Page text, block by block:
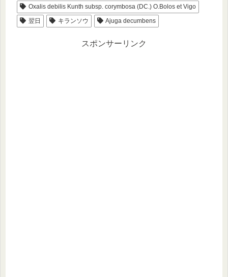
Oxalis debilis Kunth subsp. corymbosa (DC.) O.Bolos et Vigo
翌日
キランソウ Ajuga decumbens
スポンサーリンク